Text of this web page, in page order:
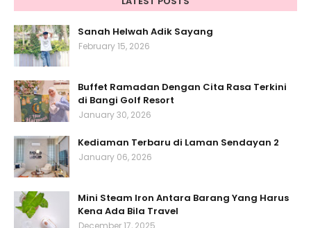
Sanah Helwah Adik Sayang
February 15, 2026
Buffet Ramadan Dengan Cita Rasa Terkini
di Bangi Golf Resort
January 30, 2026
Kediaman Terbaru di Laman Sendayan 2
January 06, 2026
Mini Steam Iron Antara Barang Yang Harus
Kena Ada Bila Travel